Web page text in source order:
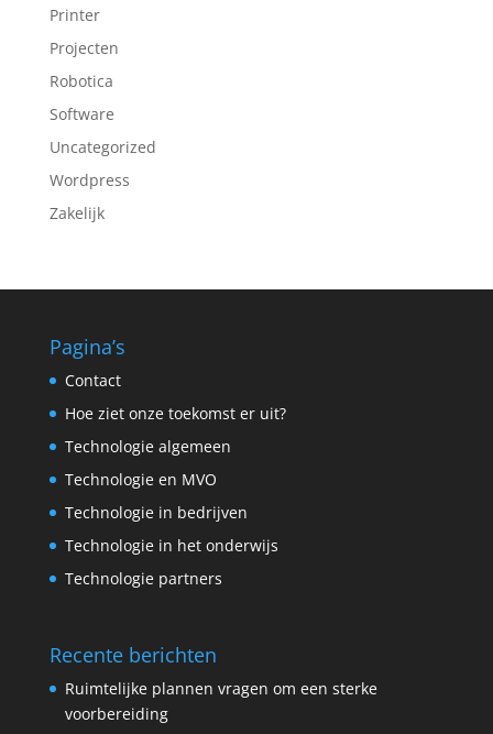
Printer
Projecten
Robotica
Software
Uncategorized
Wordpress
Zakelijk
Pagina’s
Contact
Hoe ziet onze toekomst er uit?
Technologie algemeen
Technologie en MVO
Technologie in bedrijven
Technologie in het onderwijs
Technologie partners
Recente berichten
Ruimtelijke plannen vragen om een sterke
voorbereiding